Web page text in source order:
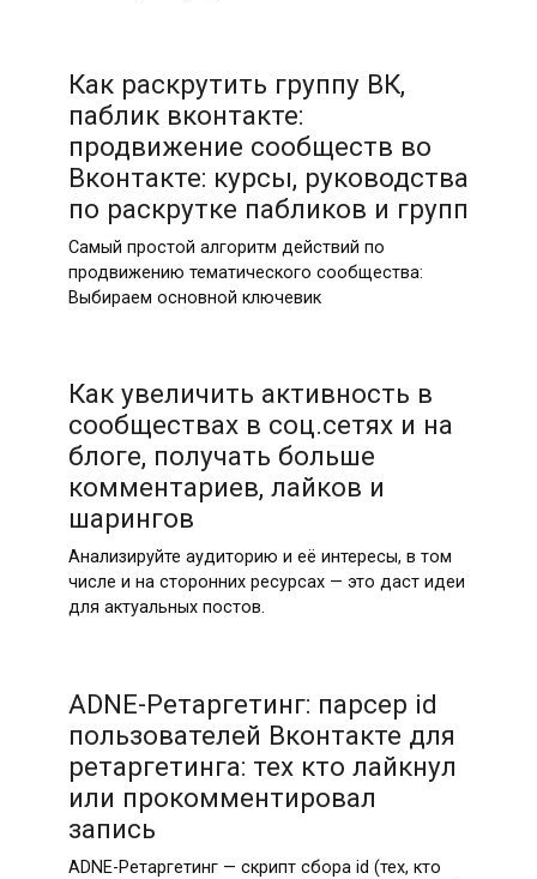
Как раскрутить группу ВК,
паблик вконтакте:
продвижение сообществ во
Вконтакте: курсы, руководства
по раскрутке пабликов и групп
Самый простой алгоритм действий по
продвижению тематического сообщества:
Выбираем основной ключевик
Как увеличить активность в
сообществах в соц.сетях и на
блоге, получать больше
комментариев, лайков и
шарингов
Анализируйте аудиторию и её интересы, в том
числе и на сторонних ресурсах — это даст идеи
для актуальных постов.
ADNE-Ретаргетинг: парсер id
пользователей Вконтакте для
ретаргетинга: тех кто лайкнул
или прокомментировал
запись
ADNE-Ретаргетинг — скрипт сбора id (тех, кто